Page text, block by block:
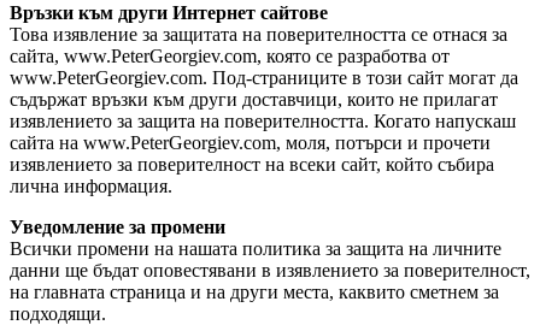
Връзки към други Интернет сайтове
Това изявление за защитата на поверителността се отнася за
сайта, www.PeterGeorgiev.com, която се разработва от
www.PeterGeorgiev.com. Под-страниците в този сайт могат да
съдържат връзки към други доставчици, които не прилагат
изявлението за защита на поверителността. Когато напускаш
сайта на www.PeterGeorgiev.com, моля, потърси и прочети
изявлението за поверителност на всеки сайт, който събира
лична информация.
Уведомление за промени
Всички промени на нашата политика за защита на личните
данни ще бъдат оповестявани в изявлението за поверителност,
на главната страница и на други места, каквито сметнем за
подходящи.